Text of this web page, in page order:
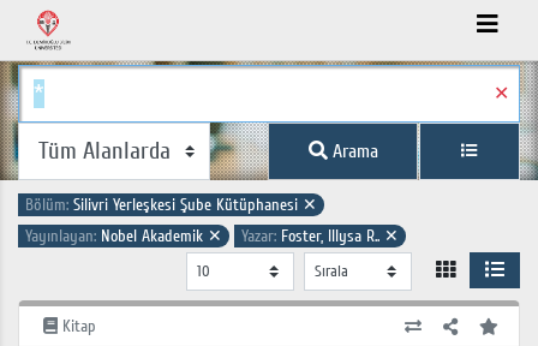
✕
Arama
Bölüm: Silivri Yerleşkesi Şube Kütüphanesi ✕
Yayınlayan: Nobel Akademik ✕ Yazar: Foster, Illysa R.. ✕
Kitap